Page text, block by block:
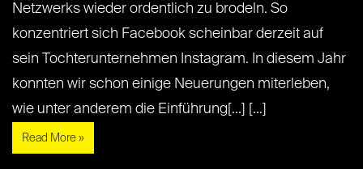
Netzwerks wieder ordentlich zu brodeln. So
konzentriert sich Facebook scheinbar derzeit auf
sein Tochterunternehmen Instagram. In diesem Jahr
konnten wir schon einige Neuerungen miterleben,
wie unter anderem die Einführung[...] [...]
Read More »